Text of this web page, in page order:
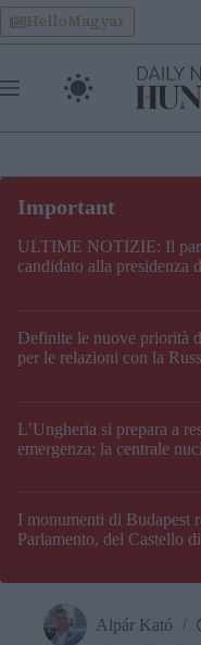
Skip
to
content
HelloMagyar
ULTIME NOTIZIE: Il
candidato alla presidenza
Definite le nuove priorità
per le relazioni con la
L’Ungheria si prepara a
emergenza; la centrale
I monumenti di Budapest
Parlamento, del Castello
Alpár Kató